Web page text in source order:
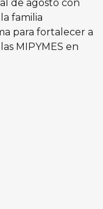
de agosto con
familia
para fortalecer a
MIPYMES en